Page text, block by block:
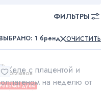
ФИЛЬТРЫ
ВЫБРАНО: 1 бренд ОЧИСТИТЬ
отзывов
Рекомендуем